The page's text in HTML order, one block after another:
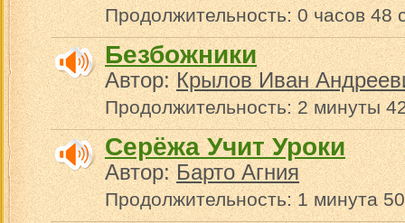
Продолжительность: 0 часов 48
Безбожники
Автор:Крылов Иван
Продолжительность: 2 минуты
Серёжа Учит Уроки
Автор:Барто Агния
Продолжительность: 1 минута